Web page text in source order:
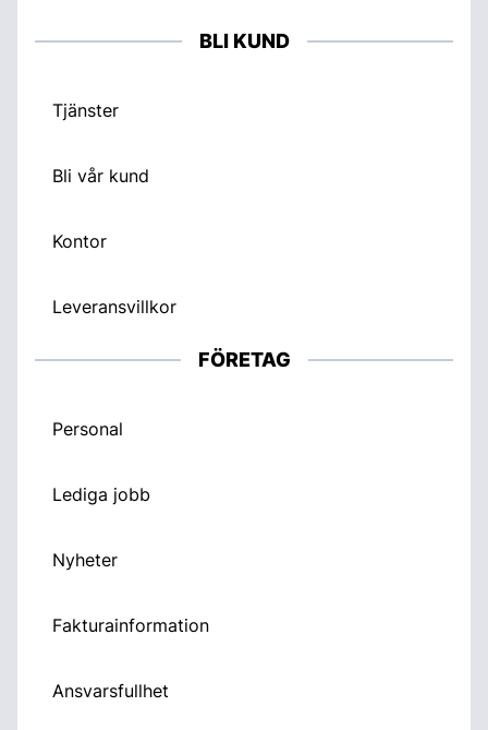
BLI KUND
Tjänster
Bli vår kund
Kontor
Leveransvillkor
FÖRETAG
Personal
Lediga jobb
Nyheter
Fakturainformation
Ansvarsfullhet